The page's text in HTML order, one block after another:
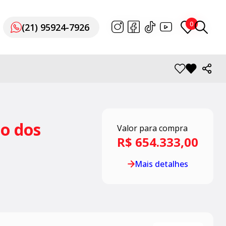
(21) 95924-7926 0
(21) 95924-7926 0
dos Valor para compra
R$ 654.333,00
Mais detalhes